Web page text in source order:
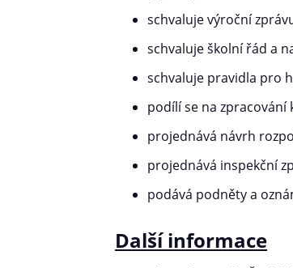
schvaluje výroční
schvaluje školní řád a
schvaluje pravidla pro
podílí se na zpracování
projednává návrh
projednává inspekční
podává podněty a
Další informace